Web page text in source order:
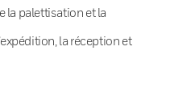
la palettisation et la
la réception et